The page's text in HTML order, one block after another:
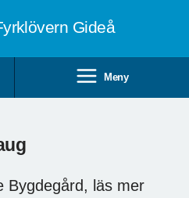
Gideå
Meny
Bygdegård, läs mer